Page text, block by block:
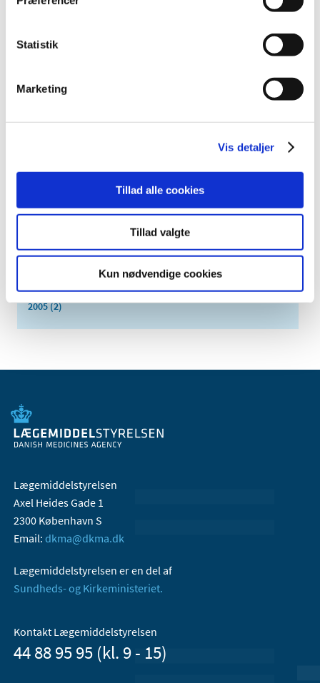
Statistik
Marketing
Vis detaljer
Tillad alle cookies
Tillad valgte
Kun nødvendige cookies
maj (1)
2010 (7)
2008 (8)
2005 (2)
Lægemiddelstyrelsen
Axel Heides Gade 1
2300 København S
Email: dkma@dkma.dk
Lægemiddelstyrelsen er en del af
Sundheds- og Kirkeministeriet.
Kontakt Lægemiddelstyrelsen
44 88 95 95 (kl. 9 - 15)